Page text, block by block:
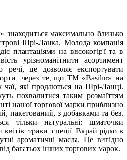
максимально близько
Шрі-Ланка. Молода компанія
плантаціями на високогір'ї та в
урізноманітнити асортимент
це дозволяє експортувати
сорти, через те, що ТМ «Basilur» на
чаї, які продаються на Шрі-Ланці.
похвалитися таким розмаїттям
нашої торгової марки приблизно
пакетований, з добавками та без.
тільки натуральні: шматочки
трави, спеції. Вкрай рідко в
ароматичні масла. Це вигідно
багатьох інших торгових марок.